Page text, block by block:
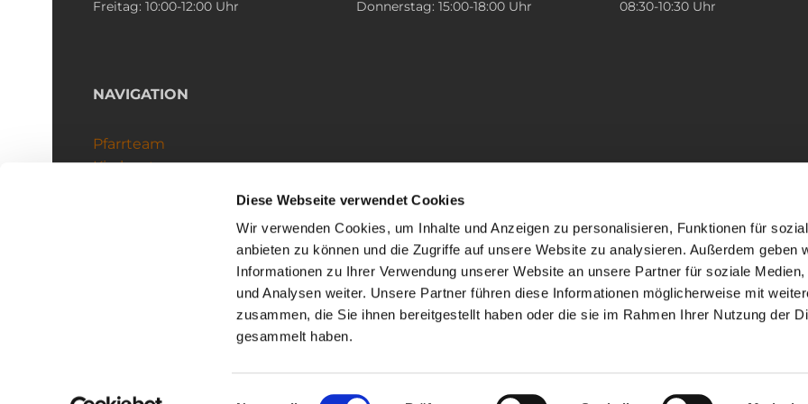
Diese Webseite verwendet Cookies
Wir verwenden Cookies, um Inhalte und Anzeigen zu personalisieren, Funktionen für
anbieten zu können und die Zugriffe auf unsere Website zu analysieren. Außerdem geben
Informationen zu Ihrer Verwendung unserer Website an unsere Partner für soziale Medien,
und Analysen weiter. Unsere Partner führen diese Informationen möglicherweise mit
zusammen, die Sie ihnen bereitgestellt haben oder die sie im Rahmen Ihrer Nutzung der
gesammelt haben.
Einwilligungsauswahl
Freitag: 10:00-12:00 Uhr
Donnerstag: 15:00-18:00 Uhr
08:30-10:30 Uhr
NAVIGATION
Pfarrteam
Kirchenteams
Impressum Datenschutzerklärung ChurchDesk-